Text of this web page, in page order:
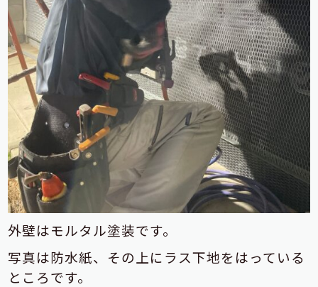
外壁はモルタル塗装です。
写真は防水紙、その上にラス下地をはっている
ところです。